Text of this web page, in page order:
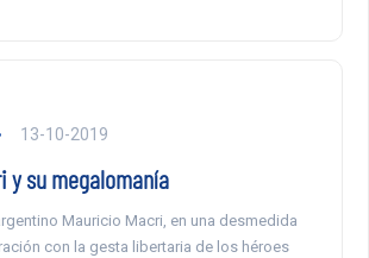
13-10-2019
y su megalomanía
Mauricio Macri, en una desmedida
con la gesta libertaria de los héroes